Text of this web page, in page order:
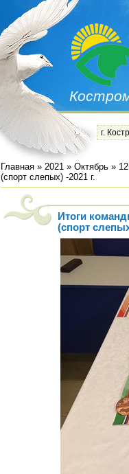
г.
Главная » 2021 » Октябрь » 12
(спорт слепых) -2021 г.
Итоги
(спорт